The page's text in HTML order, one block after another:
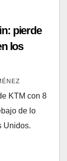
pierde
los
KTM con 8
de lo
Unidos.